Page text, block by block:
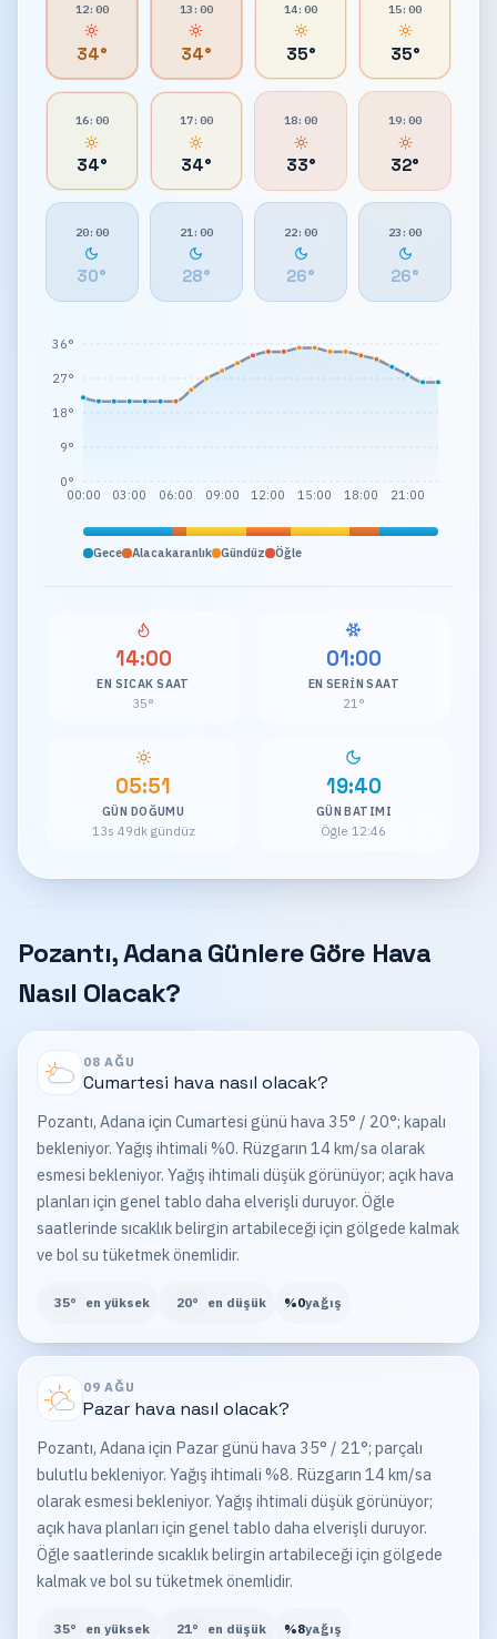
12:00
34°
13:00
34°
14:00
35°
15:00
35°
16:00
34°
17:00
34°
18:00
33°
19:00
32°
20:00
30°
21:00
28°
22:00
26°
23:00
26°
00:00 03:00 06:00 09:00 12:00 15:00 18:00 21:00
0°
9°
18°
27°
36°
Gece Alacakaranlık Gündüz Öğle
14:00
EN SICAK SAAT
35°
01:00
EN SERIN SAAT
21°
05:51
GÜN DOĞUMU
13s 49dk gündüz
19:40
GÜN BATIMI
Öğle 12:46
Pozantı, Adana Günlere Göre Hava
Nasıl Olacak?
08 AĞU
Cumartesi hava nasıl olacak?
Pozantı, Adana için Cumartesi günü hava 35° / 20°; kapalı
bekleniyor. Yağış ihtimali %0. Rüzgarın 14 km/sa olarak
esmesi bekleniyor. Yağış ihtimali düşük görünüyor; açık hava
planları için genel tablo daha elverişli duruyor. Öğle
saatlerinde sıcaklık belirgin artabileceği için gölgede kalmak
ve bol su tüketmek önemlidir.
35° en yüksek 20° en düşük %0yağış
09 AĞU
Pazarhava nasıl olacak?
Pozantı, Adana için Pazar günü hava 35° / 21°; parçalı
bulutlu bekleniyor. Yağış ihtimali %8. Rüzgarın 14 km/sa
olarak esmesi bekleniyor. Yağış ihtimali düşük görünüyor;
açık hava planları için genel tablo daha elverişli duruyor.
Öğle saatlerinde sıcaklık belirgin artabileceği için gölgede
kalmak ve bol su tüketmek önemlidir.
35° en yüksek 21° en düşük %8yağış